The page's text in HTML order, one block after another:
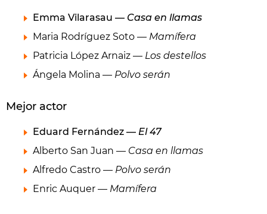
Emma Vilarasau — Casa en llamas
Maria Rodríguez Soto — Mamífera
Patricia López Arnaiz — Los destellos
Ángela Molina — Polvo serán
Mejor actor
Eduard Fernández — El 47
Alberto San Juan — Casa en llamas
Alfredo Castro — Polvo serán
Enric Auquer — Mamífera